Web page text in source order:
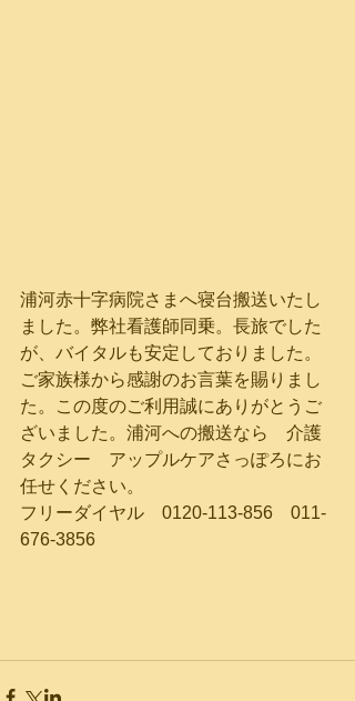
浦河赤十字病院さまへ寝台搬送いたし
ました。弊社看護師同乗。長旅でした
が、バイタルも安定しておりました。
ご家族様から感謝のお言葉を賜りまし
た。この度のご利用誠にありがとうご
ざいました。浦河への搬送なら　介護
タクシー　アップルケアさっぽろにお
任せください。
フリーダイヤル　0120-113-856　011-
676-3856